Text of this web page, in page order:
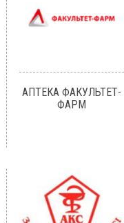
АПТЕКА ФАКУЛЬТЕТ-
ФАРМ